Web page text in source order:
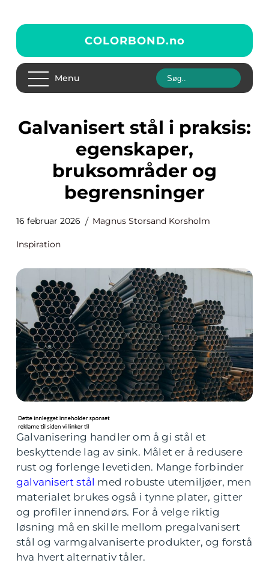
COLORBOND.no
Menu
Galvanisert stål i praksis:
egenskaper,
bruksområder og
begrensninger
16 februar 2026 Magnus Storsand Korsholm
Inspiration
Galvanisering handler om å gi stål et
beskyttende lag av sink. Målet er å redusere
rust og forlenge levetiden. Mange forbinder
galvanisert stål med robuste utemiljøer, men
materialet brukes også i tynne plater, gitter
og profiler innendørs. For å velge riktig
løsning må en skille mellom pregalvanisert
stål og varmgalvaniserte produkter, og forstå
hva hvert alternativ tåler.